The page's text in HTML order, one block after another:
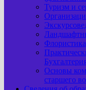
Туризм и
Флористика
Основы
старшего